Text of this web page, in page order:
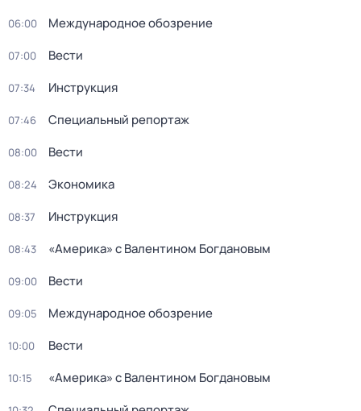
06:00 Международное обозрение
07:00 Вести
07:34 Инструкция
07:46 Специальный репортаж
08:00 Вести
08:24 Экономика
08:37 Инструкция
08:43 «Америка» с Валентином Богдановым
09:00 Вести
09:05 Международное обозрение
10:00 Вести
10:15 «Америка» с Валентином Богдановым